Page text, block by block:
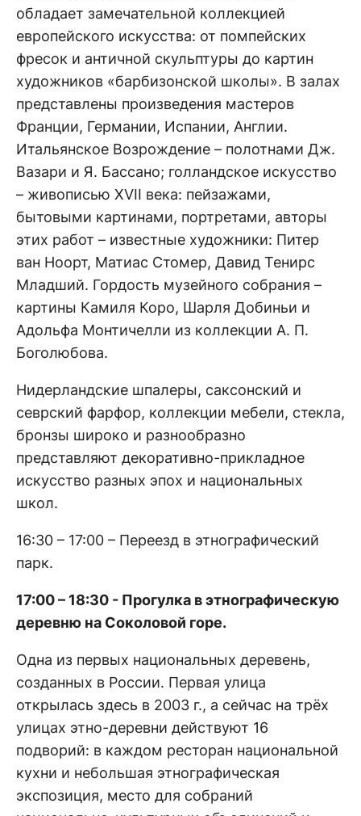
обладает замечательной коллекцией
европейского искусства: от помпейских
фресок и античной скульптуры до картин
художников «барбизонской школы». В залах
представлены произведения мастеров
Франции, Германии, Испании, Англии.
Итальянское Возрождение – полотнами Дж.
Вазари и Я. Бассано; голландское искусство
– живописью XVII века: пейзажами,
бытовыми картинами, портретами, авторы
этих работ – известные художники: Питер
ван Ноорт, Матиас Стомер, Давид Тенирс
Младший. Гордость музейного собрания –
картины Камиля Коро, Шарля Добиньи и
Адольфа Монтичелли из коллекции А. П.
Боголюбова.
Нидерландские шпалеры, саксонский и
севрский фарфор, коллекции мебели, стекла,
бронзы широко и разнообразно
представляют декоративно-прикладное
искусство разных эпох и национальных
школ.
16:30 – 17:00 – Переезд в этнографический
парк.
17:00 – 18:30 - Прогулка в этнографическую
деревню на Соколовой горе.
Одна из первых национальных деревень,
созданных в России. Первая улица
открылась здесь в 2003 г., а сейчас на трёх
улицах этно-деревни действуют 16
подворий: в каждом ресторан национальной
кухни и небольшая этнографическая
экспозиция, место для собраний